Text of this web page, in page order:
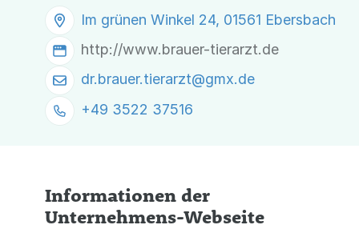
Im grünen Winkel 24, 01561 Ebersbach
http://www.brauer-tierarzt.de
dr.brauer.tierarzt@gmx.de
+49 3522 37516
Informationen der
Unternehmens-Webseite